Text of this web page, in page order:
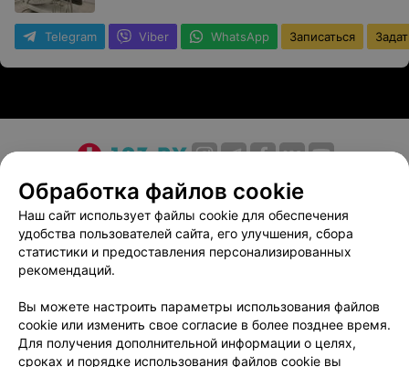
Telegram Viber WhatsApp Записаться
О проекте Новости проекта
Размещение рекламы
Медицинский маркетинг
Публичный договор
Пользовательское соглашение
Способы оплаты
Вакансии
Партнеры
Написать в поддержку
Персональные настройки cookie
Обработка персональных данных
Обработка файлов cookie
Наш сайт использует файлы cookie для обеспечения
удобства пользователей сайта, его улучшения, сбора
статистики и предоставления персонализированных
рекомендаций.
Вы можете настроить параметры использования файлов
cookie или изменить свое согласие в более позднее время.
Для получения дополнительной информации о целях,
сроках и порядке использования файлов cookie вы